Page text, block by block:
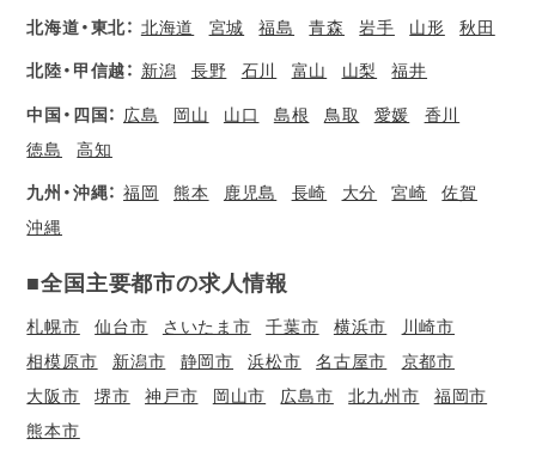
北海道・東北： 北海道 宮城 福島 青森 岩手 山形 秋田
北陸・甲信越： 新潟 長野 石川 富山 山梨 福井
中国・四国： 広島 岡山 山口 島根 鳥取 愛媛
香川
徳島
高知
九州・沖縄： 福岡 熊本 鹿児島 長崎 大分 宮崎
佐賀
沖縄
■全国主要都市の求人情報
札幌市 仙台市 さいたま市 千葉市 横浜市
川崎市
相模原市
新潟市 静岡市 浜松市 名古屋市
京都市
大阪市
堺市 神戸市 岡山市 広島市 北九州市
福岡市
熊本市